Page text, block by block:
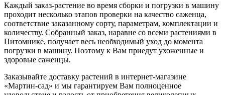
Каждый заказ-растение во время сборки и погрузки в машину
проходит несколько этапов проверки на качество саженца,
соответствие заказанному сорту, параметрам, комплектации и
количеству. Собранный заказ, наравне со всеми растениями в
Питомнике, получает весь необходимый уход до момента
погрузки в машину. Поэтому к Вам приедут ухоженные и
здоровые саженцы.
Заказывайте доставку растений в интернет-магазине
«Мартин-сад» и мы гарантируем Вам полноценное